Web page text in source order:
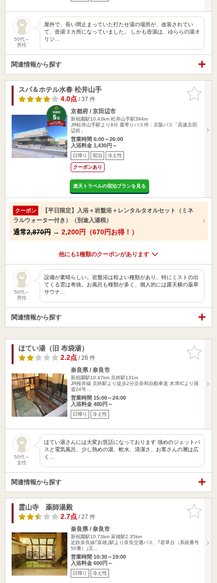
50代～
男性
屋外で、長い間止まっていた打たせ湯の場所が、改装されてい
て、壺湯３カ所になっていました。 しかも壺湯は、ゆららの湯オ
リジ…
関連情報から探す
お気に入
りに追加
スパ＆ホテル水春 松井山手
4.0点/ 37 件
京都府 / 京田辺市
新祝園駅10.43km 松井山手駅394m
JR松井山手駅より8分 最寄りバス停：京阪バス「高速京田
辺前」
営業時間 6:00～26:00
入浴料金 1,430円～
日帰り 宿泊 冷え性
クーポンあり
楽天トラベルの宿泊プランを見る
クーポン
【平日限定】入浴＋岩盤浴＋レンタルタオルセット（ミネ
ラルウォーター付き）（別途入湯税）
通常2,870円 → 2,200円（670円お得！）
他にも1種類のクーポンがあります
50代～
男性
設備が素晴らしい。岩盤浴は程よい種類があり、特にミストの出
てくる雲は奇抜。お風呂も種類が多く、個人的には露天横の薬草
サウナ…
関連情報から探す
お気に入
りに追加
ほてい湯（旧 布袋湯）
2.2点/ 26 件
奈良県 / 奈良市
新祝園駅10.47km 京終駅131m
JR桜井線 京終駅より徒歩2分京奈和自動車道 木津ICより国
道24号…
営業時間 15:00～24:00
入浴料金 480円～
日帰り 冷え性
50代～
女性
ほてい湯さんには大変お世話になっております 強めのジェットバ
スと電気風呂、少し熱めの湯、軟水、清潔さ、お客さんの層は広
く…
関連情報から探す
お気に入
りに追加
霊山寺 薬師湯殿
2.7点/ 27 件
奈良県 / 奈良市
新祝園駅10.73km 富雄駅2.35km
近鉄奈良線｢富雄｣駅より奈良交通バス、｢若草台（系統番号
50番）｣又…
営業時間 10:30～19:00
入浴料金 600円～
日帰り 冷え性